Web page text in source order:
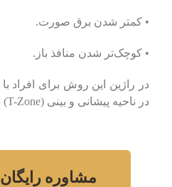
• کمتر شدن برق صورت.
• کوچک‌تر شدن منافذ باز.
در راژین این روش برای افراد
در ناحیه پیشانی و بینی (T-Zone) بسیار پرطرفدار است.
مشاوره رایگان